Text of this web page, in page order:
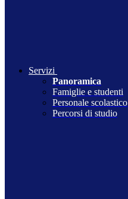
Servizi
Panoramica
Famiglie e studenti
Personale scolastico
Percorsi di studio